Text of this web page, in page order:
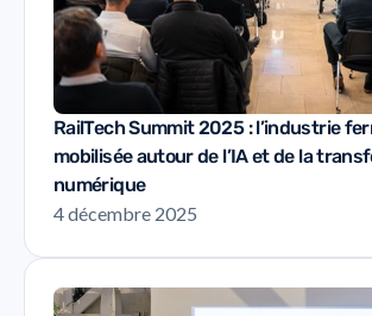
RailTech Summit 2025 : l’industrie
mobilisée autour de l’IA et de la
numérique
4 décembre 2025